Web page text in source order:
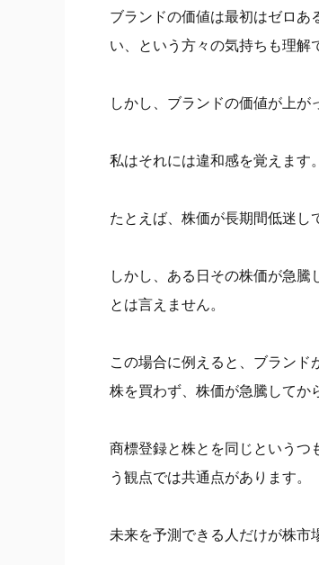
ブランドの価値は最初はゼロあ
い、という方々の気持ちも理解
しかし、ブランドの価値が上
私はそれには違和感を覚えます。
たとえば、株価が長期間低迷し
しかし、ある日その株価が急
とは言えません。
この場合に例えると、ブラン
株を買わず、株価が急騰してか
商標登録と株とを同じというつ
う観点では共通点があります。
未来を予測できる人だけが株市